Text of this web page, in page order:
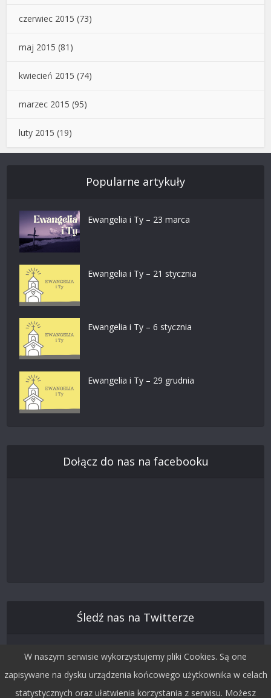
czerwiec 2015 (73)
maj 2015 (81)
kwiecień 2015 (74)
marzec 2015 (95)
luty 2015 (19)
Popularne artykuły
Ewangelia i Ty – 23 marca
Ewangelia i Ty – 21 stycznia
Ewangelia i Ty – 6 stycznia
Ewangelia i Ty – 29 grudnia
Dołącz do nas na facebooku
Śledź nas na Twitterze
W naszym serwisie wykorzystujemy pliki Cookies. Są one
zapisywane na dysku urządzenia końcowego użytkownika w celach
statystycznych oraz ułatwienia korzystania z serwisu. Możesz